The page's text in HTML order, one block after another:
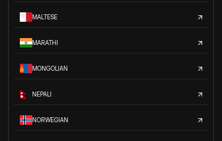
MALTESE
MARATHI
MONGOLIAN
NEPALI
NORWEGIAN